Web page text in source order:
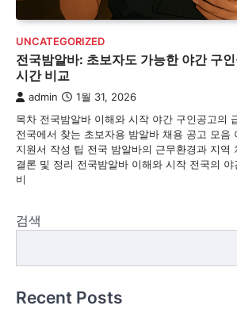
UNCATEGORIZED
전국밤알바: 초보자도 가능한 야간 구
시간 비교
admin 1월 31, 2026
목차 전국밤알바 이해와 시작 야간 구인공고의
전국에서 찾는 초보자용 밤알바 채용 공고 모음
지원서 작성 팁 전국 밤알바의 근무환경과 지역
결론 및 정리 전국밤알바 이해와 시작 전국의
비
검색
Recent Posts